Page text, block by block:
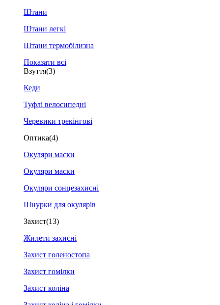
Штани
Штани легкі
Штани термобілизна
Показати всі
Взуття(3)
Кеди
Туфлі велосипедні
Черевики трекінгові
Оптика(4)
Окуляри маски
Окуляри маски
Окуляри сонцезахисні
Шнурки для окулярів
Захист(13)
Жилети захисні
Захист голеностопа
Захист гомілки
Захист коліна